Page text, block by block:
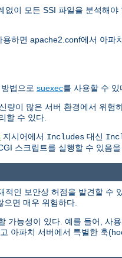
이 모든 SSI 파일을 분석해
하면 apache2.conf에서 아파
법으로 suexec를 사용할 수 있
이 많은 서버 환경에서 위험
할 수 있다.
지시어에서 Includes 대신
스크립트를 실행할 수 있음
인 보안상 허점을 발견할 수
면 매우 위험하다.
가능성이 있다. 예를 들어, 사
아파치 서버에서 특별한 훅